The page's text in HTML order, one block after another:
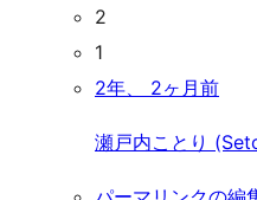
2
1
2年、 2ヶ月前
瀬戸内ことり